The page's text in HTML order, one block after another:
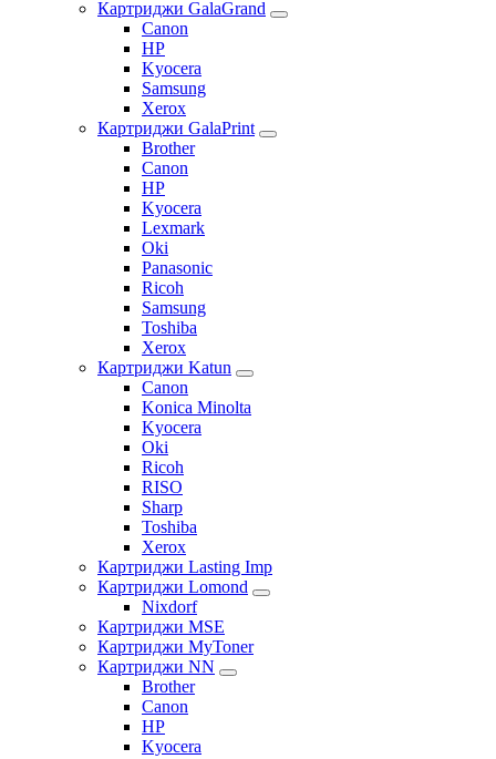
Картриджи GalaGrand
Canon
HP
Kyocera
Samsung
Xerox
Картриджи GalaPrint
Brother
Canon
HP
Kyocera
Lexmark
Oki
Panasonic
Ricoh
Samsung
Toshiba
Xerox
Картриджи Katun
Canon
Konica Minolta
Kyocera
Oki
Ricoh
RISO
Sharp
Toshiba
Xerox
Картриджи Lasting Imp
Картриджи Lomond
Nixdorf
Картриджи MSE
Картриджи MyToner
Картриджи NN
Brother
Canon
HP
Kyocera